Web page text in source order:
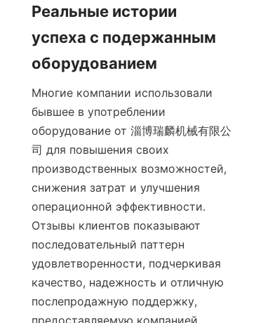
Реальные истории
успеха с подержанным
оборудованием
Многие компании использовали
бывшее в употреблении
оборудование от 淄博瑞麟机械有限公
司 для повышения своих
производственных возможностей,
снижения затрат и улучшения
операционной эффективности.
Отзывы клиентов показывают
последовательный паттерн
удовлетворенности, подчеркивая
качество, надежность и отличную
послепродажную поддержку,